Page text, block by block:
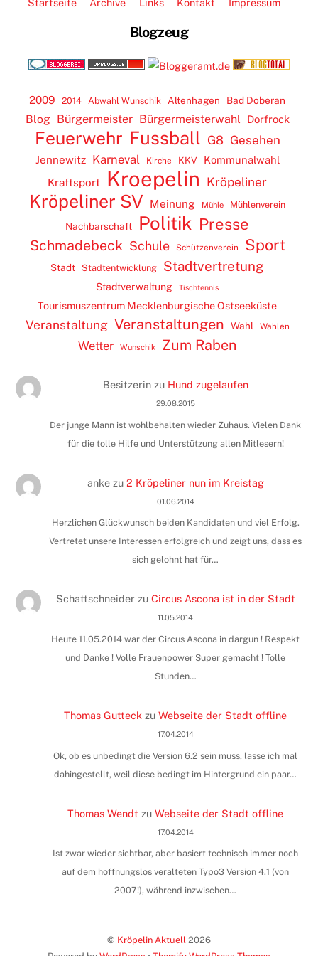
Startseite Archive Links Kontakt Impressum
Blogzeug
2009 2014 Abwahl Wunschik Altenhagen Bad Doberan
Blog Bürgermeister Bürgermeisterwahl Dorfrock
Feuerwehr Fussball G8 Gesehen
Jennewitz Karneval Kirche KKV
Kommunalwahl
Kraftsport
Kroepelin Kröpeliner
Kröpeliner SV Meinung Mühle Mühlenverein
Nachbarschaft Politik Presse
Schmadebeck Schule Schützenverein Sport
Stadt Stadtentwicklung Stadtvertretung
Stadtverwaltung Tischtennis
Tourismuszentrum Mecklenburgische Ostseeküste
Veranstaltung Veranstaltungen Wahl Wahlen
Wetter Wunschik Zum Raben
Besitzerinzu Hund zugelaufen
29.08.2015
Der junge Mann ist wohlbehalten wieder Zuhaus. Vielen Dank
für die tolle Hilfe und Unterstützung allen Mitlesern!
ankezu 2 Kröpeliner nun im Kreistag
01.06.2014
Herzlichen Glückwunsch beiden Kandidaten und viel Erfolg.
Vertretet unsere Interessen erfolgreich und zeigt uns, dass es
sich gelohnt hat für…
Schattschneider zu Circus Ascona ist in der Stadt
11.05.2014
Heute 11.05.2014 war der Circus Ascona in dargun ! Respekt
und Danke ! Volle Frauenpower Super gemacht ! Tolle
Stunden…
Thomas Gutteck zuWebseite der Stadt offline
17.04.2014
Ok, ob es unbedingt die Version 6.2 sein muss, lasse ich mal
dahingestellt, weil diese bedingt im Hintergrund ein paar…
Thomas Wendt zuWebseite der Stadt offline
17.04.2014
Ist zwar wieder sichtbar, aber basiert technisch immer noch
auf dem hoffnungslos veralteten Typo3 Version 4.1 (von
2007!), während inzwischen…
© Kröpelin Aktuell 2026